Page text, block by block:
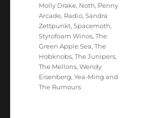
Molly Drake, Noth, Penny
Arcade, Radio,Sandra
Zettpunkt,Spacemoth,
Styrofoam Winos,The
Green Apple Sea,The
Hobknobs,The Junipers,
The Mellons,Wendy
Eisenberg,Yea-Ming and
The Rumours